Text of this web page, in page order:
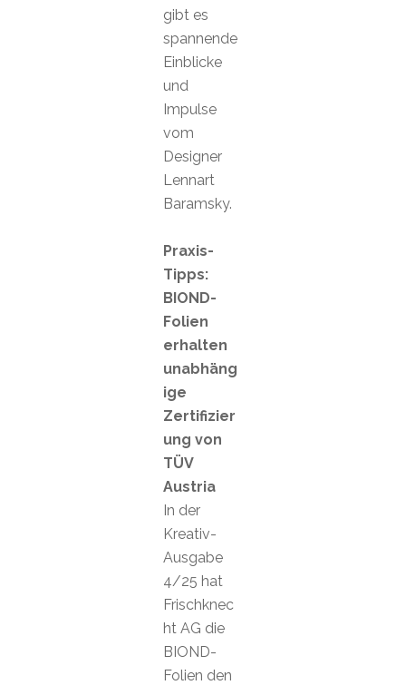
gibt es
spannende
Einblicke
und
Impulse
vom
Designer
Lennart
Baramsky.
Praxis-
Tipps:
BIOND-
Folien
erhalten
unabhäng
ige
Zertifizier
ung von
TÜV
Austria
In der
Kreativ-
Ausgabe
4/25 hat
Frischknec
ht AG die
BIOND-
Folien den